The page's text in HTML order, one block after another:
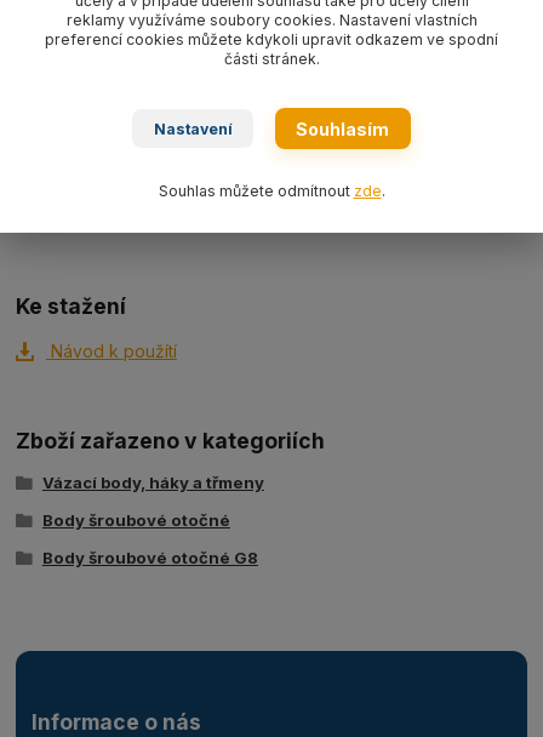
C: 65 mm
Ke stažení
Návod k použítí
Zboží zařazeno v kategoriích
Vázací body, háky a třmeny
Body šroubové otočné
Body šroubové otočné G8
Informace o nás
reklamy využíváme soubory cookies. Nastavení vlastních
preferencí cookies můžete kdykoli upravit odkazem ve spodní
části stránek.
Nastavení Souhlasím
Souhlas můžete odmítnout zde.